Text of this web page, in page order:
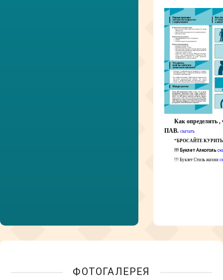
Как определить ,
ПАВ. скачать
“БРОСАЙТЕ КУРИТЬ
!!! Буклет Алкоголь
!!! Буклет Стиль жизни
ФОТОГАЛЕРЕЯ